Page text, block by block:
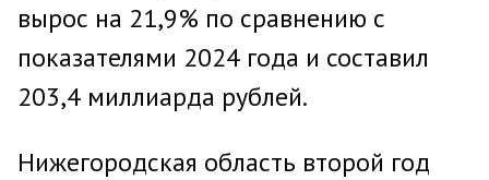
вырос на 21,9% по сравнению с
показателями 2024 года и составил
203,4 миллиарда рублей.
Нижегородская область второй год